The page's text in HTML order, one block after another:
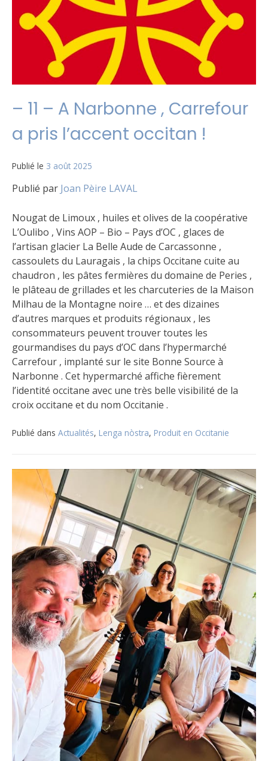
– 11 – A Narbonne , Carrefour
a pris l’accent occitan !
Publié le 3 août 2025
Publié par Joan Pèire LAVAL
Nougat de Limoux , huiles et olives de la coopérative
L’Oulibo , Vins AOP – Bio – Pays d’OC , glaces de
l’artisan glacier La Belle Aude de Carcassonne ,
cassoulets du Lauragais , la chips Occitane cuite au
chaudron , les pâtes fermières du domaine de Peries ,
le plâteau de grillades et les charcuteries de la Maison
Milhau de la Montagne noire … et des dizaines
d’autres marques et produits régionaux , les
consommateurs peuvent trouver toutes les
gourmandises du pays d’OC dans l’hypermarché
Carrefour , implanté sur le site Bonne Source à
Narbonne . Cet hypermarché affiche fièrement
l’identité occitane avec une très belle visibilité de la
croix occitane et du nom Occitanie .
Publié dans Actualités, Lenga nòstra, Produit en Occitanie